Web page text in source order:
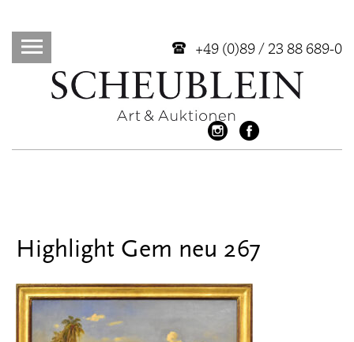
+49 (0)89 / 23 88 689-0
Highlight Gem neu 267